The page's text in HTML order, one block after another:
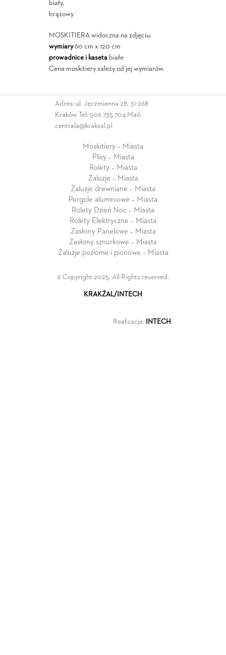
biały,
brązowy
MOSKITIERA widoczna na zdjęciu:
wymiary60 cm x 120 cm
prowadnice i kasetabiałe
Cena moskitiery zależy od jej wymiarów.
Adres: ul. Jęczmienna 28, 31-268
Kraków Tel: 506 735 704 Mail:
centrala@krakzal.pl
Moskitiery – Miasta
Plisy – Miasta
Rolety – Miasta
Żaluzje – Miasta
Żaluzje drewniane – Miasta
Pergole aluminiowe – Miasta
Rolety Dzień Noc – Miasta
Rolety Elektryczne – Miasta
Zasłony Panelowe – Miasta
Zasłony sznurkowe – Miasta
Żaluzje poziome i pionowe – Miasta
© Copyright 2025. All Rights reserved.
KRAKŻAL/INTECH
Realizacja: INTECH